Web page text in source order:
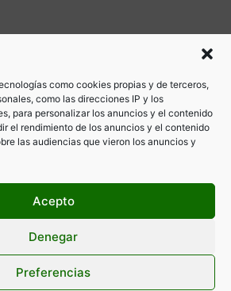
como cookies propias y de terceros,
como las direcciones IP y los
para personalizar los anuncios y el contenido
el rendimiento de los anuncios y el contenido
las audiencias que vieron los anuncios y
Acepto
Denegar
Preferencias